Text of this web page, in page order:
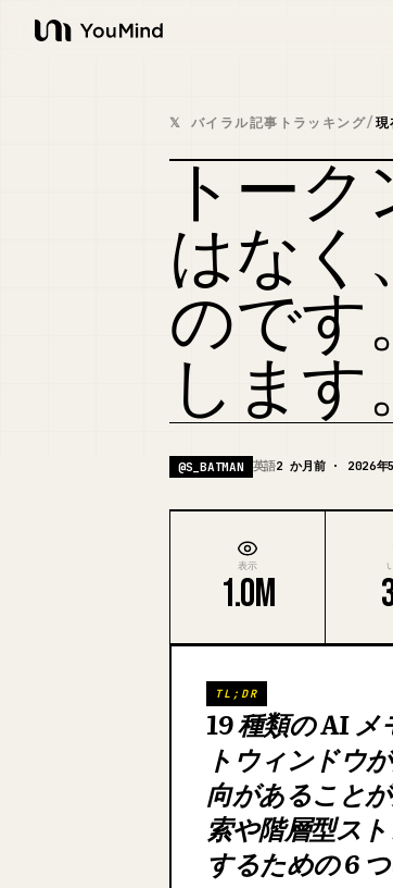
YouMind
𝕏 バイラル記事トラッキング/現
トー
はなく
のです
します。
@S_BATMAN 英語2 か月前 · 2026年
表示
1.0M
TL;DR
19 種類の AI
トウィンドウ
向があること
索や階層型ス
するための 6